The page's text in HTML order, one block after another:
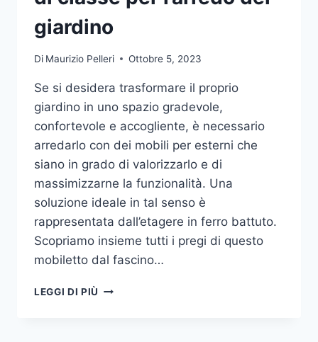
giardino
Di Maurizio Pelleri Ottobre 5, 2023
Se si desidera trasformare il proprio
giardino in uno spazio gradevole,
confortevole e accogliente, è necessario
arredarlo con dei mobili per esterni che
siano in grado di valorizzarlo e di
massimizzarne la funzionalità. Una
soluzione ideale in tal senso è
rappresentata dall’etagere in ferro battuto.
Scopriamo insieme tutti i pregi di questo
mobiletto dal fascino…
LEGGI DI PIÙ ETAGERE